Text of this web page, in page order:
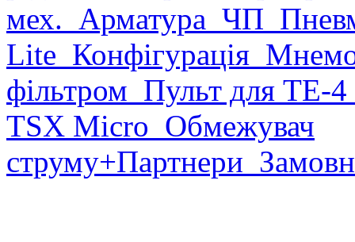
мех. Арматура ЧП
Lite Конфігурація
фільтром Пульт для ТЕ-4
TSX Micro Обмежувач
струму+Партнери